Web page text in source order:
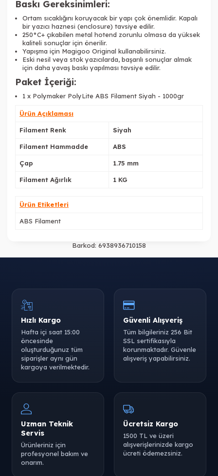
Baskı Gereksinimleri:
Ortam sıcaklığını koruyacak bir yapı çok önemlidir. Kapalı
bir yazıcı haznesi (enclosure) tavsiye edilir.
250°C+ çıkabilen metal hotend zorunlu olmasa da yüksek
kaliteli sonuçlar için önerilir.
Yapışma için Magigoo Original kullanabilirsiniz.
Eski nesil veya stok yazıcılarda, başarılı sonuçlar almak
için daha yavaş baskı yapılması tavsiye edilir.
Paket İçeriği:
1 x Polymaker PolyLite ABS Filament Siyah - 1000gr
Ürün Açıklaması
Filament Renk Siyah
Filament Hammadde ABS
Çap 1.75 mm
Filament Ağırlık 1 KG
Ürün Etiketleri
ABS Filament
Barkod: 6938936710158
Hızlı Kargo
Hafta içi saat 15:00
öncesinde
oluşturduğunuz tüm
siparişler aynı gün
kargoya verilmektedir.
Güvenli Alışveriş
Tüm bilgileriniz 256 Bit
SSL sertifikasıyla
korunmaktadır. Güvenle
alışveriş yapabilirsiniz.
Uzman Teknik
Servis
Ürünleriniz için
profesyonel bakım ve
onarım.
Ücretsiz Kargo
1500 TL ve üzeri
alışverişlerinizde kargo
ücreti ödemezsiniz.